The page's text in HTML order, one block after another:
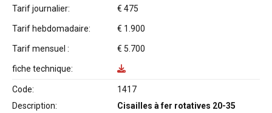
Tarif journalier: € 475
Tarif hebdomadaire: € 1.900
Tarif mensuel : € 5.700
fiche technique:
Code:
1417
Description:
Cisailles à fer rotatives 20-35